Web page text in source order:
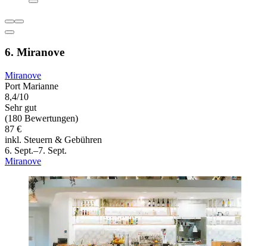
6. Miranove
Miranove
Port Marianne
8,4/10
Sehr gut
(180 Bewertungen)
87 €
inkl. Steuern & Gebühren
6. Sept.–7. Sept.
Miranove